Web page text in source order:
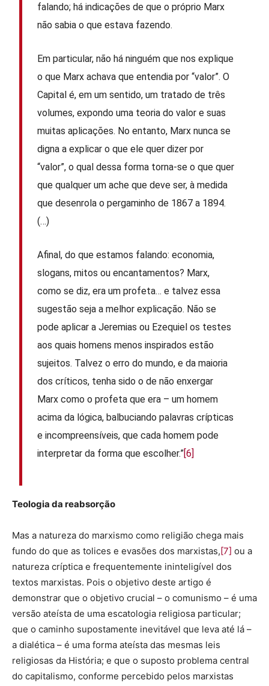
falando; há indicações de que o próprio Marx
não sabia o que estava fazendo.
Em particular, não há ninguém que nos explique
o que Marx achava que entendia por “valor”. O
Capital é, em um sentido, um tratado de três
volumes, expondo uma teoria do valor e suas
muitas aplicações. No entanto, Marx nunca se
digna a explicar o que ele quer dizer por
“valor”, o qual dessa forma torna-se o que quer
que qualquer um ache que deve ser, à medida
que desenrola o pergaminho de 1867 a 1894.
(…)
Afinal, do que estamos falando: economia,
slogans, mitos ou encantamentos? Marx,
como se diz, era um profeta… e talvez essa
sugestão seja a melhor explicação. Não se
pode aplicar a Jeremias ou Ezequiel os testes
aos quais homens menos inspirados estão
sujeitos. Talvez o erro do mundo, e da maioria
dos críticos, tenha sido o de não enxergar
Marx como o profeta que era – um homem
acima da lógica, balbuciando palavras crípticas
e incompreensíveis, que cada homem pode
interpretar da forma que escolher.”[6]
Teologia da reabsorção
Mas a natureza do marxismo como religião chega mais
fundo do que as tolices e evasões dos marxistas,[7] ou a
natureza críptica e frequentemente ininteligível dos
textos marxistas. Pois o objetivo deste artigo é
demonstrar que o objetivo crucial – o comunismo – é uma
versão ateísta de uma escatologia religiosa particular;
que o caminho supostamente inevitável que leva até lá –
a dialética – é uma forma ateísta das mesmas leis
religiosas da História; e que o suposto problema central
do capitalismo, conforme percebido pelos marxistas